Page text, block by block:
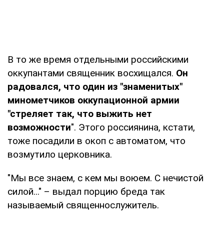
В то же время отдельными российскими
оккупантами священник восхищался. Он
радовался, что один из "знаменитых"
минометчиков оккупационной армии
"стреляет так, что выжить нет
возможности". Этого россиянина, кстати,
тоже посадили в окоп с автоматом, что
возмутило церковника.
"Мы все знаем, с кем мы воюем. С нечистой
силой..." – выдал порцию бреда так
называемый священнослужитель.